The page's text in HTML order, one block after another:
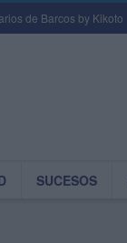
de Barcos by Kikoto
SUCESOS